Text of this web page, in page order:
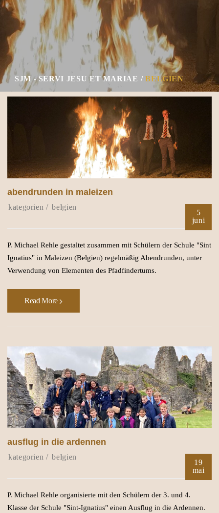
SJM - SERVI JESU ET MARIAE BELGIEN
abendrunden in maleizen
belgien
5
juni
P. Michael Rehle gestaltet zusammen mit Schülern der Schule "Sint
Ignatius" in Maleizen (Belgien) regelmäßig Abendrunden, unter
Verwendung von Elementen des Pfadfindertums.
Read More
ausflug in die ardennen
belgien
19
mai
P. Michael Rehle organisierte mit den Schülern der 3. und 4.
Klasse der Schule "Sint-Ignatius" einen Ausflug in die Ardennen.